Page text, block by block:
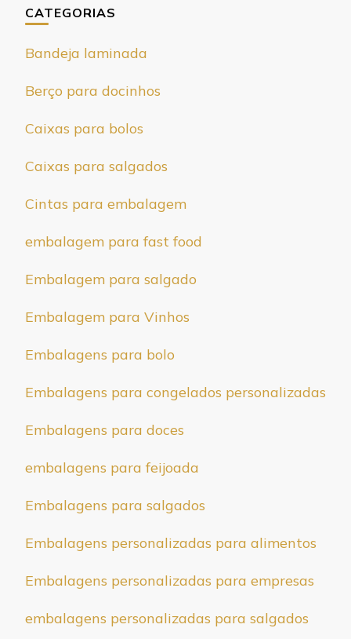
CATEGORIAS
Bandeja laminada
Berço para docinhos
Caixas para bolos
Caixas para salgados
Cintas para embalagem
embalagem para fast food
Embalagem para salgado
Embalagem para Vinhos
Embalagens para bolo
Embalagens para congelados personalizadas
Embalagens para doces
embalagens para feijoada
Embalagens para salgados
Embalagens personalizadas para alimentos
Embalagens personalizadas para empresas
embalagens personalizadas para salgados